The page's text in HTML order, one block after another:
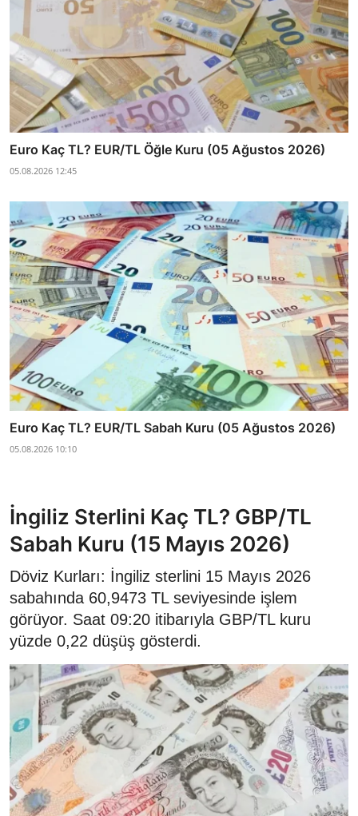
Euro Kaç TL? EUR/TL Öğle Kuru (05 Ağustos 2026)
05.08.2026 12:45
Euro Kaç TL? EUR/TL Sabah Kuru (05 Ağustos 2026)
05.08.2026 10:10
İngiliz Sterlini Kaç TL? GBP/TL
Sabah Kuru (15 Mayıs 2026)
Döviz Kurları: İngiliz sterlini 15 Mayıs 2026
sabahında 60,9473 TL seviyesinde işlem
görüyor. Saat 09:20 itibarıyla GBP/TL kuru
yüzde 0,22 düşüş gösterdi.